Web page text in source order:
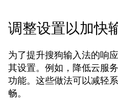
调整设置以加快
为了提升搜狗输入法的响
其设置。例如，降低云服
功能。这些做法可以减轻
畅。